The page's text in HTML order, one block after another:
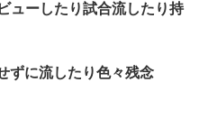
ューしたり試合流したり持
ずに流したり色々残念